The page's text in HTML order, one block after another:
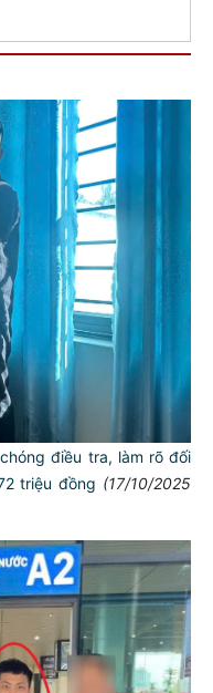
điều tra, làm rõ đối
triệu đồng (17/10/2025